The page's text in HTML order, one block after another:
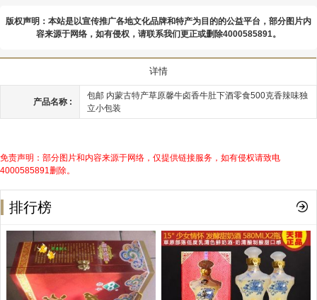
版权声明：本站是以宣传推广各地文化品牌和特产为目的的公益平台，部分图片内
容来源于网络，如有侵权，请联系我们更正或删除4000585891。
详情
产品名称 :
包邮 内蒙古特产草原馨牛卤香牛肚下酒零食500克香辣味独
立小包装
免责声明：部分图片和内容来源于网络，仅提供链接服务，如有侵权请致电
4000585891删除。
排行榜